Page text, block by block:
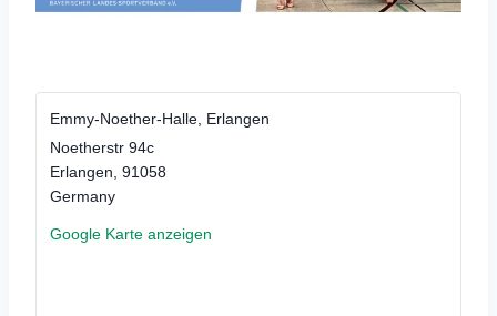
Emmy-Noether-Halle, Erlangen
Noetherstr 94c
Erlangen 91058
Germany
Google Karte anzeigen